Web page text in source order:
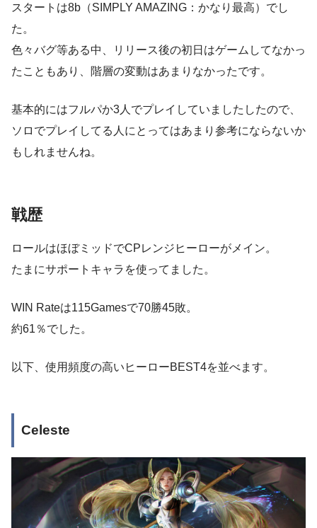
スタートは8b（SIMPLY AMAZING：かなり最高）でし
た。
色々バグ等ある中、リリース後の初日はゲームしてなかっ
たこともあり、階層の変動はあまりなかったです。
基本的にはフルパか3人でプレイしていましたしたので、
ソロでプレイしてる人にとってはあまり参考にならないか
もしれませんね。
戦歴
ロールはほぼミッドでCPレンジヒーローがメイン。
たまにサポートキャラを使ってました。
WIN Rateは115Gamesで70勝45敗。
約61％でした。
以下、使用頻度の高いヒーローBEST4を並べます。
Celeste